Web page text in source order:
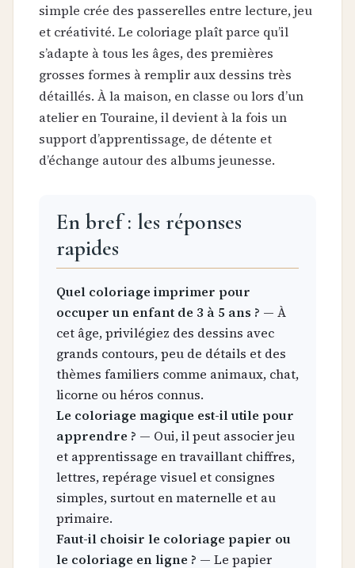
simple crée des passerelles entre lecture, jeu
et créativité. Le coloriage plaît parce qu’il
s’adapte à tous les âges, des premières
grosses formes à remplir aux dessins très
détaillés. À la maison, en classe ou lors d’un
atelier en Touraine, il devient à la fois un
support d’apprentissage, de détente et
d’échange autour des albums jeunesse.
En bref : les réponses
rapides
Quel coloriage imprimer pour
occuper un enfant de 3 à 5 ans ? — À
cet âge, privilégiez des dessins avec
grands contours, peu de détails et des
thèmes familiers comme animaux, chat,
licorne ou héros connus.
Le coloriage magique est-il utile pour
apprendre ? — Oui, il peut associer jeu
et apprentissage en travaillant chiffres,
lettres, repérage visuel et consignes
simples, surtout en maternelle et au
primaire.
Faut-il choisir le coloriage papier ou
le coloriage en ligne ? — Le papier